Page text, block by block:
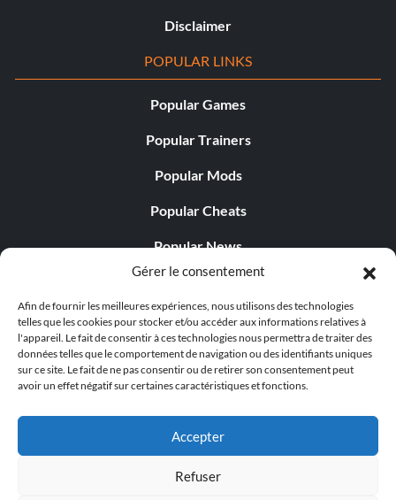
Gérer le consentement
Afin de fournir les meilleures expériences, nous utilisons des technologies
telles que les cookies pour stocker et/ou accéder aux informations relatives à
l'appareil. Le fait de consentir à ces technologies nous permettra de traiter des
données telles que le comportement de navigation ou des identifiants uniques
sur ce site. Le fait de ne pas consentir ou de retirer son consentement peut
avoir un effet négatif sur certaines caractéristiques et fonctions.
Accepter
Refuser
Disclaimer
POPULAR LINKS
Popular Games
Popular Trainers
Popular Mods
Popular Cheats
Popular News
Popular Editorials
Popular Free Games
LATEST UPDATES